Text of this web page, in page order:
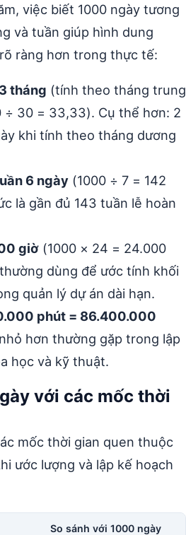
việc biết 1000 ngày tương
và tuần giúp hình dung
ràng hơn trong thực tế:
tháng (tính theo tháng trung
÷ 30 = 33,33). Cụ thể hơn: 2
khi tính theo tháng dương
6 ngày (1000 ÷ 7 = 142
là gần đủ 143 tuần lễ hoàn
giờ (1000 × 24 = 24.000
dùng để ước tính khối
quản lý dự án dài hạn.
phút = 86.400.000
hơn thường gặp trong lập
học và kỹ thuật.
với các mốc thời
mốc thời gian quen thuộc
ước lượng và lập kế hoạch
So sánh với 1000 ngày